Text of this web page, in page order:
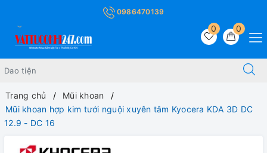
0986470139
0
0
Trang chủ
Mũi khoan
Mũi khoan hợp kim tưới nguội xuyên tâm Kyocera KDA 3D DC
12.9 - DC 16